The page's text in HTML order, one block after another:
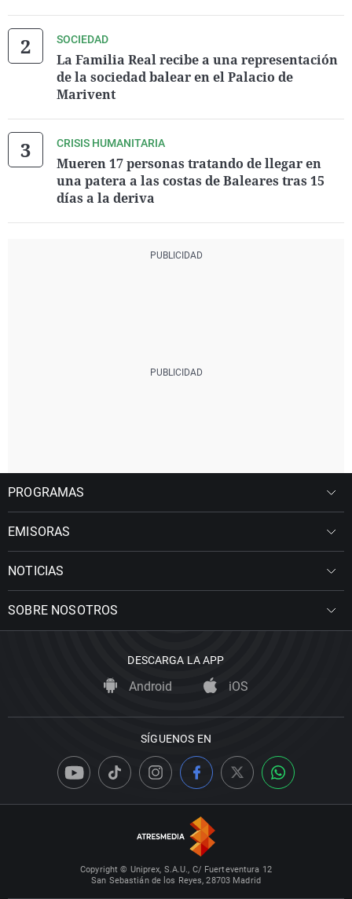
SOCIEDAD
La Familia Real recibe a una representación
de la sociedad balear en el Palacio de
Marivent
CRISIS HUMANITARIA
Mueren 17 personas tratando de llegar en
una patera a las costas de Baleares tras 15
días a la deriva
PROGRAMAS
EMISORAS
NOTICIAS
SOBRE NOSOTROS
DESCARGA LA APP
Android iOS
SÍGUENOS EN
Copyright © Uniprex, S.A.U., C/ Fuerteventura 12
San Sebastián de los Reyes, 28703 Madrid